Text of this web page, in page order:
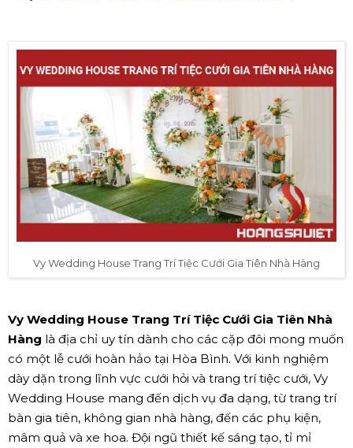
Vy Wedding House Trang Trí Tiệc Cưới Gia Tiên Nhà Hàng
Vy Wedding House Trang Trí Tiệc Cưới Gia Tiên Nhà
Hàng là địa chỉ uy tín dành cho các cặp đôi mong muốn
có một lễ cưới hoàn hảo tại Hòa Bình. Với kinh nghiệm
dày dặn trong lĩnh vực cưới hỏi và trang trí tiệc cưới, Vy
Wedding House mang đến dịch vụ đa dạng, từ trang trí
bàn gia tiên, không gian nhà hàng, đến các phụ kiện,
mâm quả và xe hoa. Đội ngũ thiết kế sáng tạo, tỉ mỉ